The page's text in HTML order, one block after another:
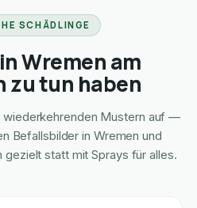
SCHÄDLINGE
Wremen am
zu tun haben
wiederkehrenden Mustern auf —
Befallsbilder in Wremen und
gezielt statt mit Sprays für alles.